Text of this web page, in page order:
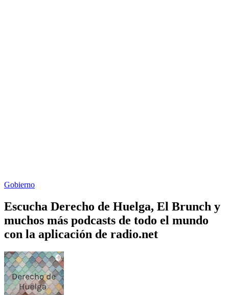
Gobierno
Escucha Derecho de Huelga, El Brunch y
muchos más podcasts de todo el mundo
con la aplicación de radio.net